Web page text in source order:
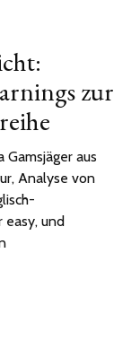
zur
aus
Analyse von
easy, und